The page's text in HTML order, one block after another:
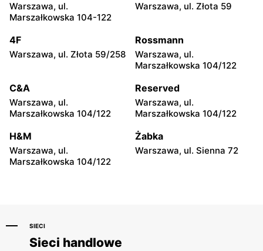
Biedronka
Dubois 5A
Biedronka
111b
Biedronka Biedronka
Biedronka
Warszawa, ul. Targowa 24
Biedronka
Warszawa, ul. Sokołowska
Biedronka
Warszawa, ul. plac Gen.
Biedronka
Warszawa, ul.
Marszałkowska 104-122
Warszawa, ul. Złota 59
4F
Warszawa, ul. Złota 59/258
Rossmann
Warszawa, ul.
Marszałkowska 104/122
C&A
Warszawa, ul.
Marszałkowska 104/122
Reserved
Warszawa, ul.
Marszałkowska 104/122
H&M
Warszawa, ul.
Marszałkowska 104/122
Żabka
Warszawa, ul. Sienna 72
SIECI
Sieci handlowe